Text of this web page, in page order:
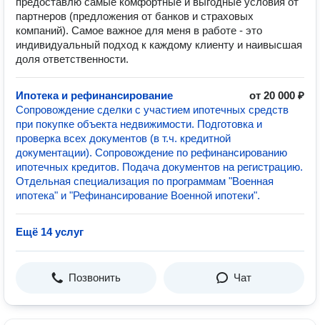
партнеров (предложения от банков и страховых
компаний). Самое важное для меня в работе - это
индивидуальный подход к каждому клиенту и наивысшая
доля ответственности.
Ипотека и рефинансирование
от 20 000 ₽
Сопровождение сделки с участием ипотечных средств
при покупке объекта недвижимости. Подготовка и
проверка всех документов (в т.ч. кредитной
документации). Сопровождение по рефинансированию
ипотечных кредитов. Подача документов на регистрацию.
Отдельная специализация по программам "Военная
ипотека" и "Рефинансирование Военной ипотеки".
Ещё 14 услуг
Позвонить Чат